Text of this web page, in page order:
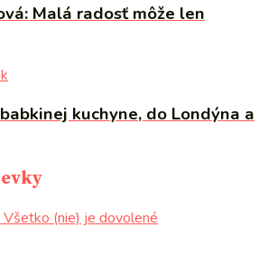
Malá radosť môže len
kuchyne, do Londýna a